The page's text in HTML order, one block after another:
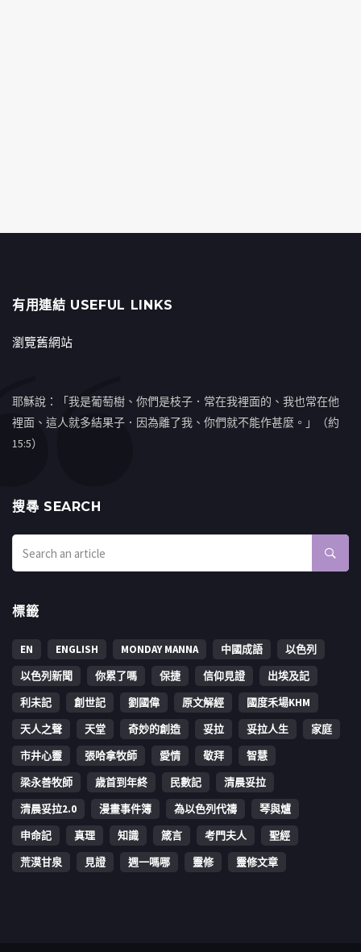
有用連結 USEFUL LINKS
瀏覽舊網站
耶穌說：「我是葡萄樹、你們是枝子．常在我裡面的、我也常在他
裡面、這人就多結果子．因為離了我、你們就不能作甚麼。」（約
15:5）
搜㝷 SEARCH
標籤
EN ENGLISH MONDAY MANNA 中國成語
以色列
以色列新聞
你累了嗎 保捷 信仰見證
出埃及記
利未記
創世記 劉國偉 原文解經
國度禾場KHM
天人之聲
天堂 奇妙的創造 妥拉 妥拉人生
家庭
市井心靈
張哈拿牧師 愛情 敬拜
智慧
梁永善牧師
歳首到年終 民數記
清晨妥拉
清晨妥拉2.0
漫畫事件簿 為以色列代禱
琴與爐
申命記
真理 知識 箴言 考門夫人
聖經
荒漠甘泉
見證 週一嗎哪 靈修 靈修文章